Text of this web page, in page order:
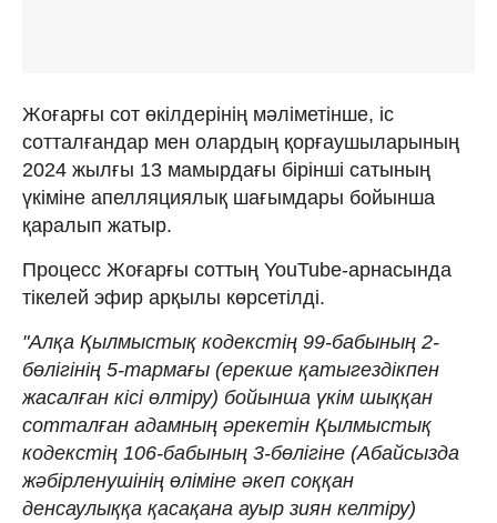
Жоғарғы сот өкілдерінің мәліметінше, іс
сотталғандар мен олардың қорғаушыларының
2024 жылғы 13 мамырдағы бірінші сатының
үкіміне апелляциялық шағымдары бойынша
қаралып жатыр.
Процесс Жоғарғы соттың YouTube-арнасында
тікелей эфир арқылы көрсетілді.
"Алқа Қылмыстық кодекстің 99-бабының 2-
бөлігінің 5-тармағы (ерекше қатыгездікпен
жасалған кісі өлтіру) бойынша үкім шыққан
сотталған адамның әрекетін Қылмыстық
кодекстің 106-бабының 3-бөлігіне (Абайсызда
жәбірленушінің өліміне әкеп соққан
денсаулыққа қасақана ауыр зиян келтіру)